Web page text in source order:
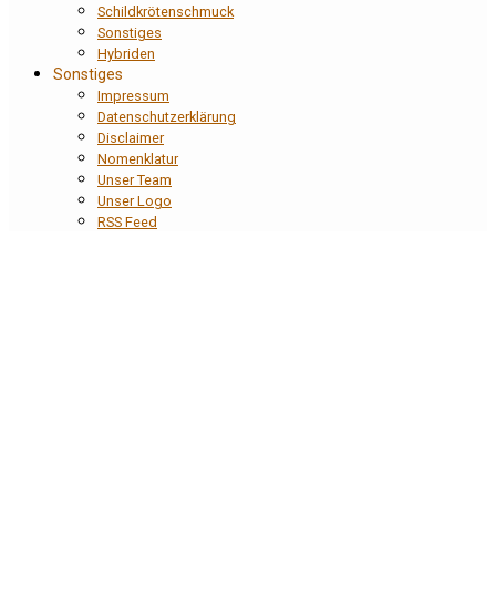
Schildkrötenschmuck
Sonstiges
Hybriden
Sonstiges
Impressum
Datenschutzerklärung
Disclaimer
Nomenklatur
Unser Team
Unser Logo
RSS Feed